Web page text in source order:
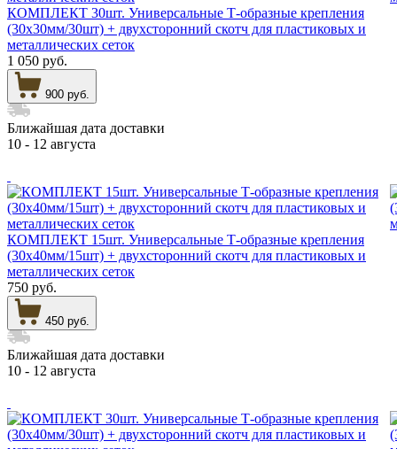
КОМПЛЕКТ 30шт. Универсальные Т-образные крепления
(30х30мм/30шт) + двухсторонний скотч для пластиковых и
металлических сеток
1 050 руб.
900 руб.
Ближайшая дата доставки
10 - 12 августа
КОМПЛЕКТ 15шт. Универсальные Т-образные крепления
(30х40мм/15шт) + двухсторонний скотч для пластиковых и
металлических сеток
750 руб.
450 руб.
Ближайшая дата доставки
10 - 12 августа